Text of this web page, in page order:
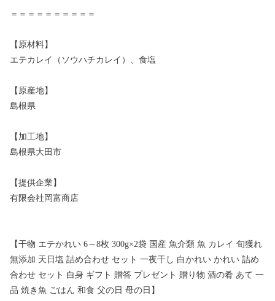
＝＝＝＝＝＝＝＝＝＝
【原材料】
エテカレイ（ソウハチカレイ）、食塩
【原産地】
島根県
【加工地】
島根県大田市
【提供企業】
有限会社岡富商店
【干物 エテかれい 6～8枚 300g×2袋 国産 魚介類 魚 カレイ 旬獲れ
無添加 天日塩 詰め合わせ セット 一夜干し 白かれい かれい 詰め
合わせ セット 白身 ギフト 贈答 プレゼント 贈り物 酒の肴 あて 一
品 焼き魚 ごはん 和食 父の日 母の日】